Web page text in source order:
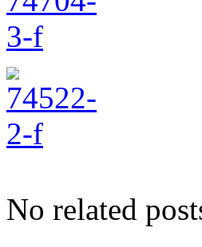
No related